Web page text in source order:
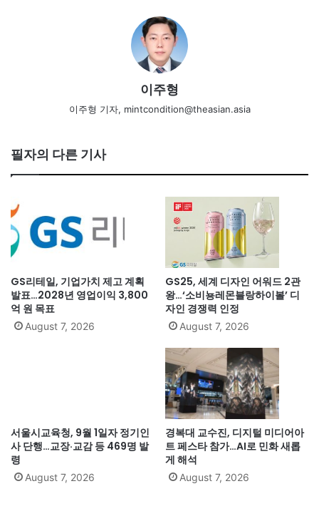
이주형
이주형 기자, mintcondition@theasian.asia
필자의 다른 기사
GS리테일, 기업가치 제고 계획
발표…2028년 영업이익 3,800
억 원 목표
August 7, 2026
GS25, 세계 디자인 어워드 2관
왕…‘소비뇽레몬블랑하이볼’ 디
자인 경쟁력 인정
August 7, 2026
서울시교육청, 9월 1일자 정기인
사 단행…교장·교감 등 469명 발
령
August 7, 2026
경복대 교수진, 디지털 미디어아
트 페스타 참가…AI로 민화 새롭
게 해석
August 7, 2026